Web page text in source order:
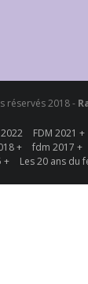
réservés 2018 -
FDM 2021 +
+
fdm 2017 +
+
Les 20 ans du